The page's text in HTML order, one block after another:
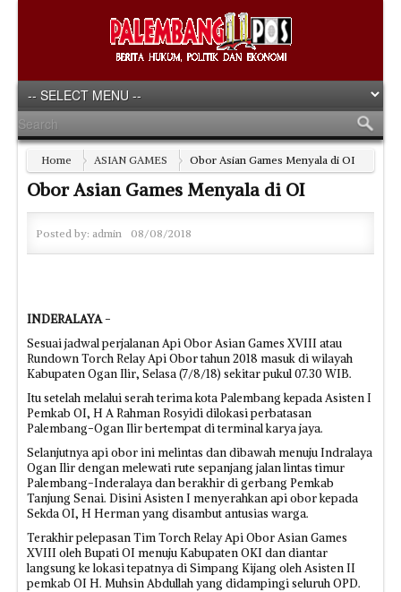
Home ASIAN GAMES Obor Asian Games Menyala di OI
Obor Asian Games Menyala di OI
Posted by: admin 08/08/2018
INDERALAYA-
Sesuai jadwal perjalanan Api Obor Asian Games XVIII atau
Rundown Torch Relay Api Obor tahun 2018 masuk di wilayah
Kabupaten Ogan Ilir, Selasa (7/8/18) sekitar pukul 07.30 WIB.
Itu setelah melalui serah terima kota Palembang kepada Asisten I
Pemkab OI, H A Rahman Rosyidi dilokasi perbatasan
Palembang-Ogan Ilir bertempat di terminal karya jaya.
Selanjutnya api obor ini melintas dan dibawah menuju Indralaya
Ogan Ilir dengan melewati rute sepanjang jalan lintas timur
Palembang-Inderalaya dan berakhir di gerbang Pemkab
Tanjung Senai. Disini Asisten I menyerahkan api obor kepada
Sekda OI, H Herman yang disambut antusias warga.
Terakhir pelepasan Tim Torch Relay Api Obor Asian Games
XVIII oleh Bupati OI menuju Kabupaten OKI dan diantar
langsung ke lokasi tepatnya di Simpang Kijang oleh Asisten II
pemkab OI H. Muhsin Abdullah yang didampingi seluruh OPD.